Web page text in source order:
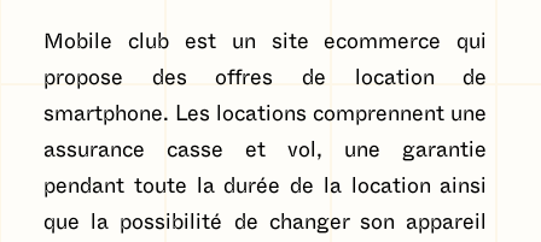
Mobile club est un site ecommerce qui
propose des offres de location de
smartphone. Les locations comprennent une
assurance casse et vol, une garantie
pendant toute la durée de la location ainsi
que la possibilité de changer son appareil